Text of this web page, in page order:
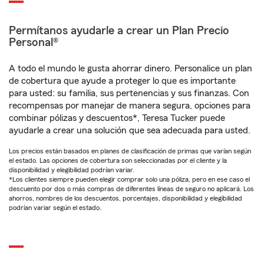
Permítanos ayudarle a crear un Plan Precio
Personal®
A todo el mundo le gusta ahorrar dinero. Personalice un plan
de cobertura que ayude a proteger lo que es importante
para usted: su familia, sus pertenencias y sus finanzas. Con
recompensas por manejar de manera segura, opciones para
combinar pólizas y descuentos*, Teresa Tucker puede
ayudarle a crear una solución que sea adecuada para usted.
Los precios están basados en planes de clasificación de primas que varían según
el estado. Las opciones de cobertura son seleccionadas por el cliente y la
disponibilidad y elegibilidad podrían variar.
*Los clientes siempre pueden elegir comprar solo una póliza, pero en ese caso el
descuento por dos o más compras de diferentes líneas de seguro no aplicará. Los
ahorros, nombres de los descuentos, porcentajes, disponibilidad y elegibilidad
podrían variar según el estado.